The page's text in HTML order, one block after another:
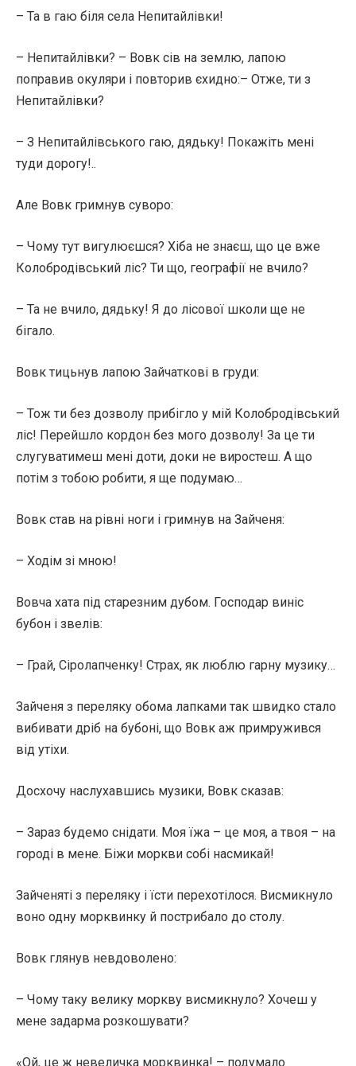
– Та в гаю біля села Непитайлівки!
– Непитайлівки? – Вовк сів на землю, лапою
поправив окуляри і повторив єхидно:– Отже, ти з
Непитайлівки?
– З Непитайлівського гаю, дядьку! Покажіть мені
туди дорогу!..
Але Вовк гримнув суворо:
– Чому тут вигулюєшся? Хіба не знаєш, що це вже
Колобродівський ліс? Ти що, географії не вчило?
– Та не вчило, дядьку! Я до лісової школи ще не
бігало.
Вовк тицьнув лапою Зайчаткові в груди:
– Тож ти без дозволу прибігло у мій Колобродівський
ліс! Перейшло кордон без мого дозволу! За це ти
слугуватимеш мені доти, доки не виростеш. А що
потім з тобою робити, я ще подумаю…
Вовк став на рівні ноги і гримнув на Зайченя:
– Ходім зі мною!
Вовча хата під старезним дубом. Господар виніс
бубон і звелів:
– Грай, Сіролапченку! Страх, як люблю гарну музику…
Зайченя з переляку обома лапками так швидко стало
вибивати дріб на бубоні, що Вовк аж примружився
від утіхи.
Досхочу наслухавшись музики, Вовк сказав:
– Зараз будемо снідати. Моя їжа – це моя, а твоя – на
городі в мене. Біжи моркви собі насмикай!
Зайченяті з переляку і їсти перехотілося. Висмикнуло
воно одну морквинку й пострибало до столу.
Вовк глянув невдоволено:
– Чому таку велику моркву висмикнуло? Хочеш у
мене задарма розкошувати?
«Ой, це ж невеличка морквинка! – подумало